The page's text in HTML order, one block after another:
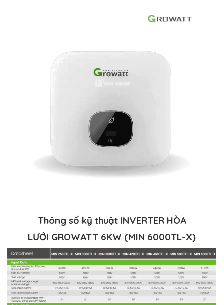
Thông số kỹ thuật INVERTER HÒA
LƯỚI GROWATT 6KW (MIN 6000TL-X)